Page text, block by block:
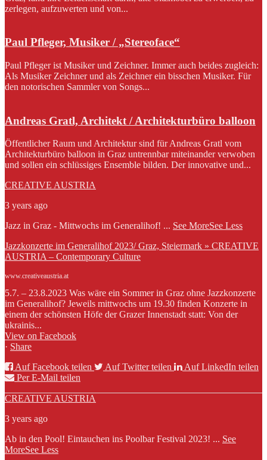
zerlegen, aufzuwerten und von...
Paul Pfleger, Musiker / „Stereoface“
Paul Pfleger ist Musiker und Zeichner. Immer auch beides zugleich:
Als Musiker Zeichner und als Zeichner ein bisschen Musiker. Für
den notorischen Sammler von Songs...
Andreas Gratl, Architekt / Architekturbüro balloon
Öffentlicher Raum und Architektur sind für Andreas Gratl vom
Architekturbüro balloon in Graz untrennbar miteinander verwoben
und sollen ein schlüssiges Ensemble bilden. Der innovative und...
CREATIVE AUSTRIA
3 years ago
Jazz in Graz - Mittwochs im Generalihof! ... See MoreSee Less
Jazzkonzerte im Generalihof 2023/ Graz, Steiermark » CREATIVE
AUSTRIA – Contemporary Culture
www.creativeaustria.at
5.7. – 23.8.2023 Was wäre ein Sommer in Graz ohne Jazzkonzerte
im Generalihof? Jeweils mittwochs um 19.30 finden Konzerte in
einem der schönsten Höfe der Grazer Innenstadt statt: Von der
ukrainis...
View on Facebook
· Share
Auf Facebook teilen
Auf Twitter teilen
Auf LinkedIn teilen
Per E-Mail teilen
CREATIVE AUSTRIA
3 years ago
Ab in den Pool! Eintauchen ins Poolbar Festival 2023! ... See
MoreSee Less